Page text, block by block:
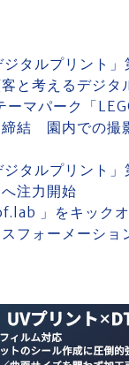
ジタルプリント
と考えるデジタ
マパーク「
締結 園内での撮
タルプリント
注力開始
」をキック
スフォーメーシ